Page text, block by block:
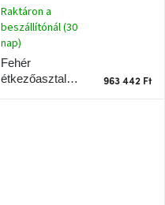
Fehér
étkezőasztal
Raktáron a
beszállítónál (30
nap)
963 442 Ft